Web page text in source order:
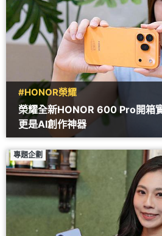
#HONOR榮耀
榮耀全新HONOR 600 Pro開箱
更是AI創作神器
專題企劃